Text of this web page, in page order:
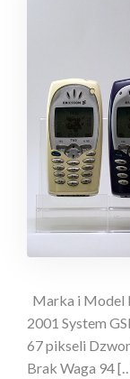
Marka i Model
2001 System
67 pikseli
Brak Waga 94